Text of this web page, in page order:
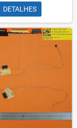
DETALHES